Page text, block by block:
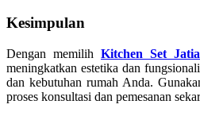
Kesimpulan
Dengan memilih Kitchen Set
meningkatkan estetika dan
dan kebutuhan rumah Anda.
proses konsultasi dan pemesanan